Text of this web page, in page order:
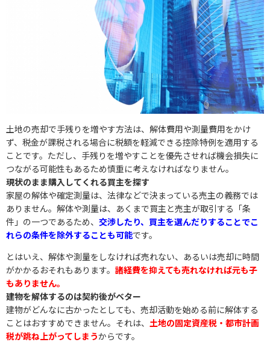
土地の売却で手残りを増やす方法は、解体費用や測量費用をかけ
ず、税金が課税される場合に税額を軽減できる控除特例を適用する
ことです。ただし、手残りを増やすことを優先させれば機会損失に
つながる可能性もあるため慎重に考えなければなりません。
現状のまま購入してくれる買主を探す
家屋の解体や確定測量は、法律などで決まっている売主の義務では
ありません。解体や測量は、あくまで買主と売主が取引する「条
件」の一つであるため、 交渉したり、買主を選んだりすることでこ
れらの条件を除外することも可能です。
とはいえ、解体や測量をしなければ売れない、あるいは売却に時間
がかかるおそれもあります。 諸経費を抑えても売れなければ元も子
もありません。
建物を解体するのは契約後がベター
建物がどんなに古かったとしても、売却活動を始める前に解体する
ことはおすすめできません。それは、 土地の固定資産税・都市計画
税が跳ね上がってしまうからです。